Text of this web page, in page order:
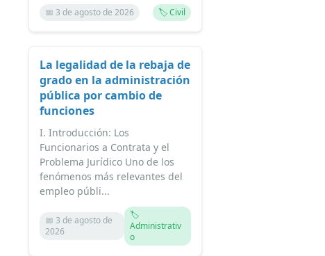
📅 3 de agosto de 2026 🏷️ Civil
La legalidad de la rebaja de
grado en la administración
pública por cambio de
funciones
I. Introducción: Los
Funcionarios a Contrata y el
Problema Jurídico Uno de los
fenómenos más relevantes del
empleo públi...
📅 3 de agosto de
2026
🏷️
Administrativ
o